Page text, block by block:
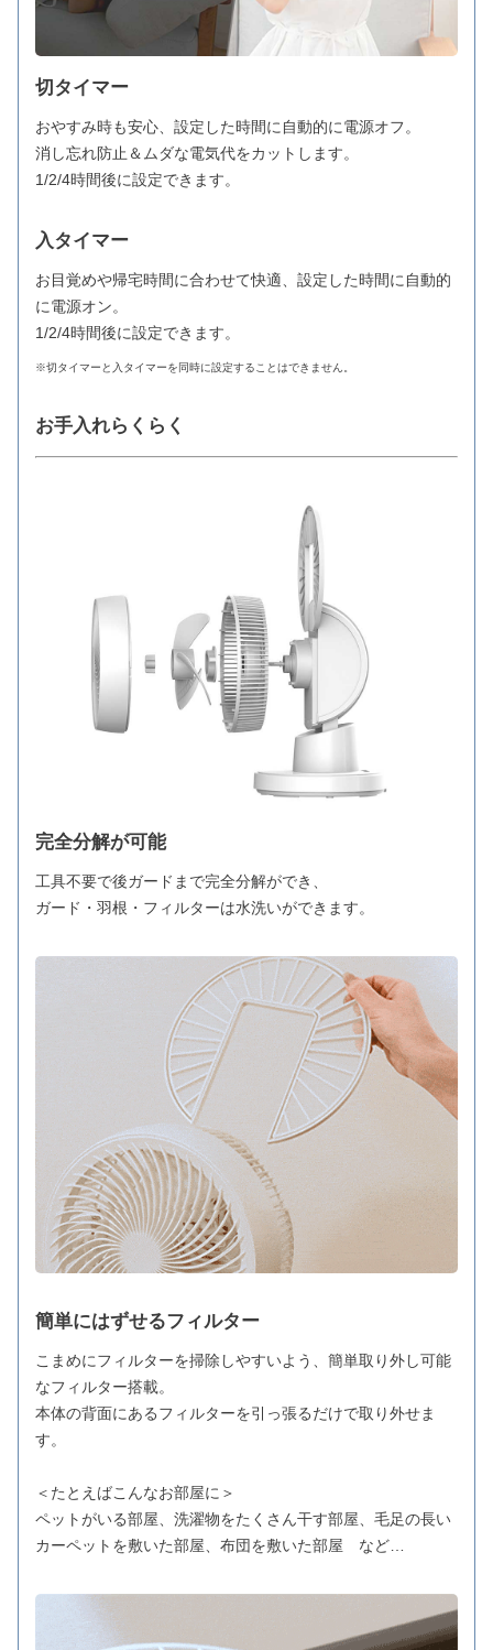
切タイマー
おやすみ時も安心、設定した時間に自動的に電源オフ。
消し忘れ防止＆ムダな電気代をカットします。
1/2/4時間後に設定できます。
入タイマー
お目覚めや帰宅時間に合わせて快適、設定した時間に自動的
に電源オン。
1/2/4時間後に設定できます。
※切タイマーと入タイマーを同時に設定することはできません。
お手入れらくらく
完全分解が可能
工具不要で後ガードまで完全分解ができ、
ガード・羽根・フィルターは水洗いができます。
簡単にはずせるフィルター
こまめにフィルターを掃除しやすいよう、簡単取り外し可能
なフィルター搭載。
本体の背面にあるフィルターを引っ張るだけで取り外せま
す。
＜たとえばこんなお部屋に＞
ペットがいる部屋、洗濯物をたくさん干す部屋、毛足の長い
カーペットを敷いた部屋、布団を敷いた部屋 など…